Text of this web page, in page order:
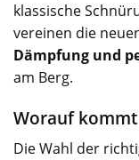
klassische
vereinen die
Dämpfung und
am Berg.
Worauf
Die Wahl der